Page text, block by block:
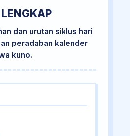
dan urutan siklus hari
peradaban kalender
kuno.